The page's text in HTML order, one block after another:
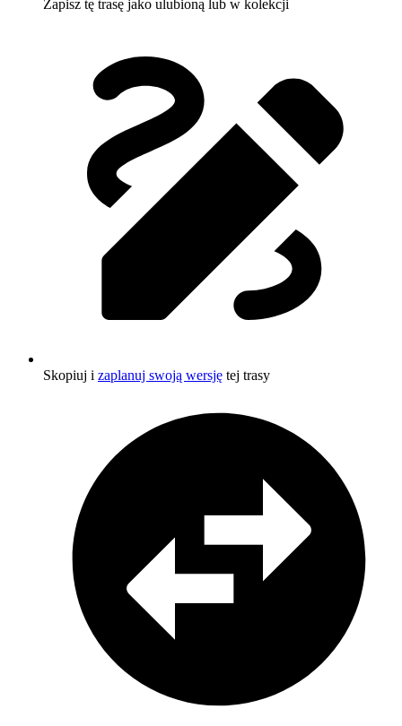
Zapisz tę trasę jako ulubioną lub w kolekcji
Skopiuj i zaplanuj swoją wersję tej trasy